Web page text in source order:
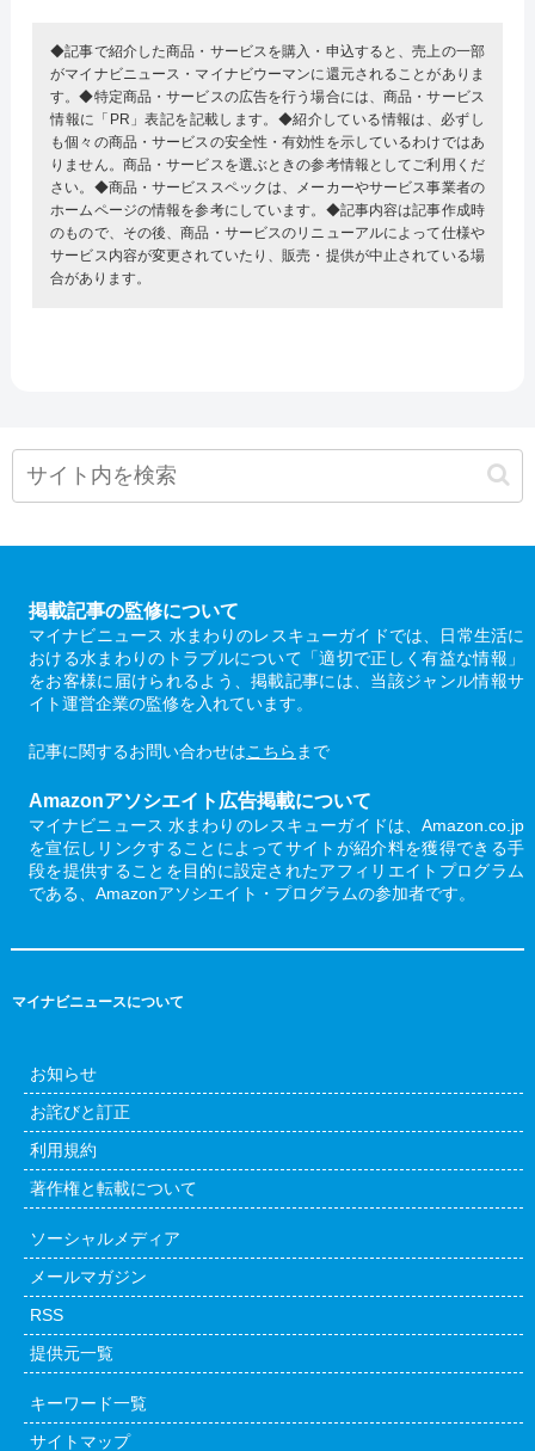
◆記事で紹介した商品・サービスを購入・申込すると、売上の一部
がマイナビニュース・マイナビウーマンに還元されることがありま
す。◆特定商品・サービスの広告を行う場合には、商品・サービス
情報に「PR」表記を記載します。◆紹介している情報は、必ずし
も個々の商品・サービスの安全性・有効性を示しているわけではあ
りません。商品・サービスを選ぶときの参考情報としてご利用くだ
さい。◆商品・サービススペックは、メーカーやサービス事業者の
ホームページの情報を参考にしています。◆記事内容は記事作成時
のもので、その後、商品・サービスのリニューアルによって仕様や
サービス内容が変更されていたり、販売・提供が中止されている場
合があります。
掲載記事の監修について
マイナビニュース 水まわりのレスキューガイドでは、日常生活に
おける水まわりのトラブルについて「適切で正しく有益な情報」
をお客様に届けられるよう、掲載記事には、当該ジャンル情報サ
イト運営企業の監修を入れています。
記事に関するお問い合わせはこちら まで
Amazonアソシエイト広告掲載について
マイナビニュース 水まわりのレスキューガイドは、Amazon.co.jp
を宣伝しリンクすることによってサイトが紹介料を獲得できる手
段を提供することを目的に設定されたアフィリエイトプログラム
である、Amazonアソシエイト・プログラムの参加者です。
マイナビニュースについて
お知らせ
お詫びと訂正
利用規約
著作権と転載について
ソーシャルメディア
メールマガジン
RSS
提供元一覧
キーワード一覧
サイトマップ